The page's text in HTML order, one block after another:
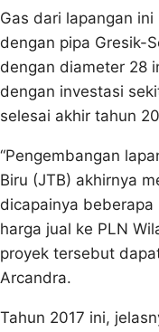
Gas dari lapangan
dengan pipa Gresik-
dengan diameter 28
dengan investasi
selesai akhir tahun
“Pengembangan
Biru (JTB) akhirnya
dicapainya
harga jual ke PLN
proyek tersebut
Arcandra.
Tahun 2017 ini,